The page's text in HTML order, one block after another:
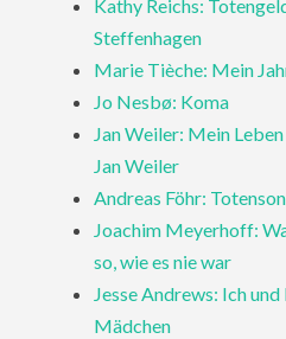
Kathy Reichs:
Steffenhagen
Marie Tièche: Mein
Jo Nesbø: Koma
Jan Weiler: Mein
Jan Weiler
Andreas Föhr:
Joachim Meyerhoff:
so, wie es nie war
Jesse Andrews: Ich
Mädchen